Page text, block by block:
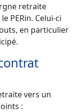
retraite
PERin. Celui-ci
en particulier
vers un
: